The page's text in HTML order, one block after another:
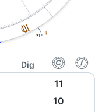
F F
21°
Dig f g
11
10